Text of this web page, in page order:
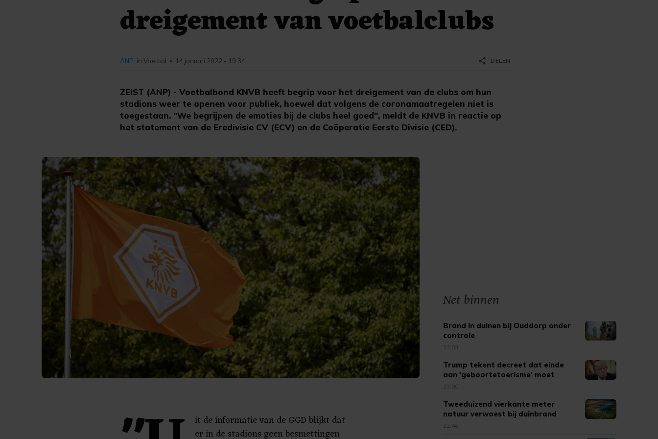
dreigement van voetbalclubs
ZEIST (ANP) - Voetbalbond KNVB heeft begrip voor het dreigement van de clubs om hun
stadions weer te openen voor publiek, hoewel dat volgens de coronamaatregelen niet is
toegestaan. "We begrijpen de emoties bij de clubs heel goed", meldt de KNVB in reactie op
het statement van de Eredivisie CV (ECV) en de Coöperatie Eerste Divisie (CED).
ANP in Voetbal • 14 januari 2022 - 19:34 share DELEN
it de informatie van de GGD blijkt dat
er in de stadions geen besmettingen
Net binnen
Brand in duinen bij Ouddorp onder
controle
23:03
Trump tekent decreet dat einde
aan 'geboortetoerisme' moet
maken
23:00
Tweeduizend vierkante meter
natuur verwoest bij duinbrand
Ouddorp
22:46